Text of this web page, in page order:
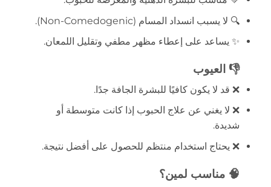
🔍 لا يسبب انسداد المسام (Non-Comedogenic).
✨ يساعد على إعطاء مظهر مطفي وتقليل اللمعان.
👎 العيوب
❌ قد لا يكون كافيًا للبشرة الجافة جدًا.
❌ لا يغني عن علاج الحبوب إذا كانت متوسطة أو
شديدة.
❌ يحتاج استخدام منتظم للحصول على أفضل نتيجة.
🧠 مناسب لمين؟